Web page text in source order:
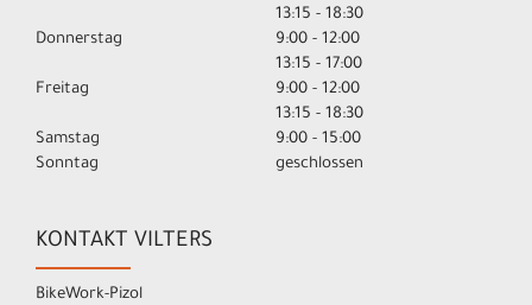
13:15 - 18:30
Donnerstag
9:00 - 12:00
13:15 - 17:00
Freitag
9:00 - 12:00
13:15 - 18:30
Samstag
9:00 - 15:00
Sonntag
geschlossen
KONTAKT VILTERS
BikeWork-Pizol